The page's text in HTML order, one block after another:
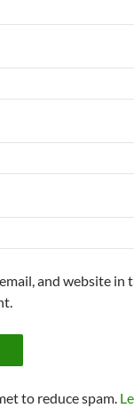
and website
to reduce spam.